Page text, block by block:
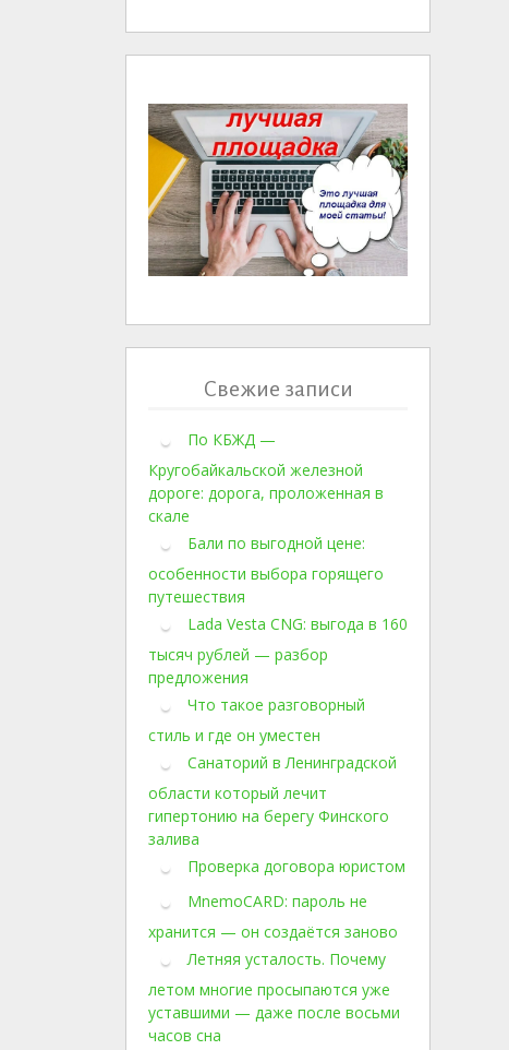
Свежие записи
По КБЖД —
Кругобайкальской железной
дороге: дорога, проложенная в
скале
Бали по выгодной цене:
особенности выбора горящего
путешествия
Lada Vesta CNG: выгода в 160
тысяч рублей — разбор
предложения
Что такое разговорный
стиль и где он уместен
Санаторий в Ленинградской
области который лечит
гипертонию на берегу Финского
залива
Проверка договора юристом
MnemoCARD: пароль не
хранится — он создаётся заново
Летняя усталость. Почему
летом многие просыпаются уже
уставшими — даже после восьми
часов сна